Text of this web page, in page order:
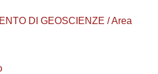
DI GEOSCIENZE / Area